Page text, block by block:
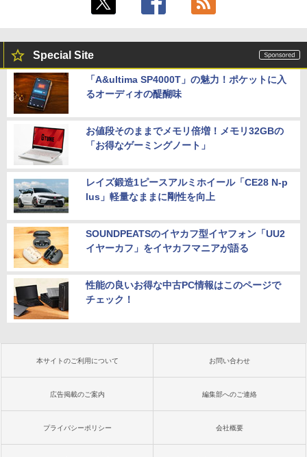
Special Site
「A&ultima SP4000T」の魅力！ポケットに入
るオーディオの醍醐味
お値段そのままでメモリ倍増！メモリ32GBの
「お得なゲーミングノート」
レイズ鍛造1ピースアルミホイール「CE28 N-p
lus」軽量なままに剛性を向上
SOUNDPEATSのイヤカフ型イヤフォン「UU2
イヤーカフ」をイヤカフマニアが語る
性能の良いお得な中古PC情報はこのページで
チェック！
本サイトのご利用について お問い合わせ
広告掲載のご案内 編集部へのご連絡
プライバシーポリシー 会社概要